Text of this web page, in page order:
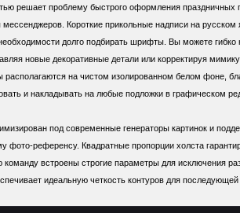
решает проблему быстрого оформления праздничных
мессенджеров. Короткие прикольные надписи на
долго подбирать шрифты. Вы можете гибко
новые декоративные детали или корректируя
располагаются на чистом изолированном белом фоне,
и накладывать на любые подложки в графическом
под современные генераторы картинок и
фото-референсу. Квадратные пропорции холста
команду встроены строгие параметры для исключения
идеальную четкость контуров для последующей